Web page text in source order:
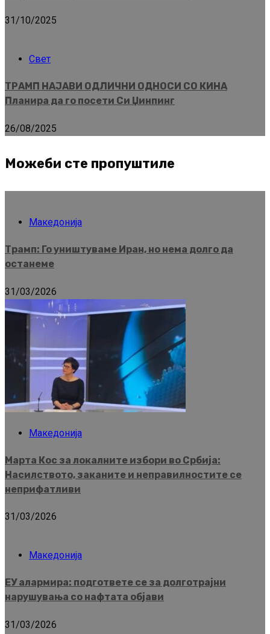
31/10/2025
Свет
ТРАМП НАЈАВИ ОДЛИЧНИ ОДНОСИ СО КИНА
Планира да го посети Си Џинпинг
26/08/2025
Можеби сте пропуштиле
Македонија
Трамп: Го уништуваме Иран, но нема долго да
останеме
31/03/2026
Македонија
Марта Кос за локалните избори во Србија:
Насилството, заканите и неправилностите се
неприфатливи
31/03/2026
Македонија
ЕУ алармира: подгответе се за долготрајни
нарушувања со нафтата објави
31/03/2026